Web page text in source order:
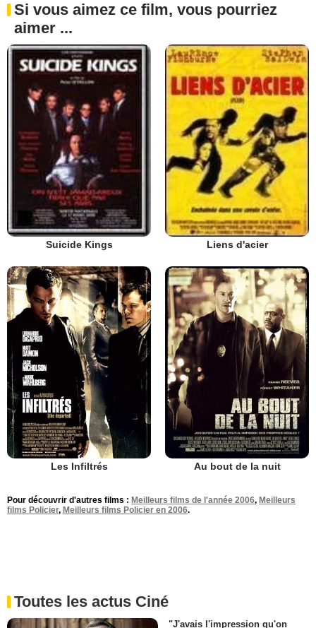
Si vous aimez ce film, vous pourriez
aimer ...
Suicide Kings Liens d'acier
Les Infiltrés Au bout de la nuit
Pour découvrir d'autres films : Meilleurs films de l'année 2006, Meilleurs
films Policier, Meilleurs films Policier en 2006.
Toutes les actus Ciné
"J'avais l'impression qu'on